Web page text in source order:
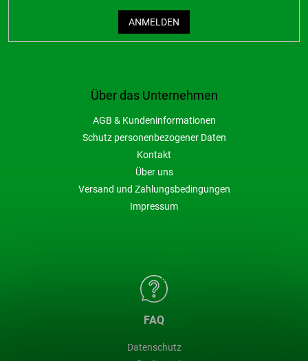
Über das Unternehmen
AGB & Kundeninformationen
Schutz personenbezogener Daten
Kontakt
Über uns
Versand und Zahlungsbedingungen
Impressum
FAQ
Datenschutz
ANMELDEN